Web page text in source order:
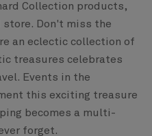
Collection products,
Don't miss the
an eclectic collection of
treasures celebrates
Events in the
this exciting treasure
becomes a multi-
forget.